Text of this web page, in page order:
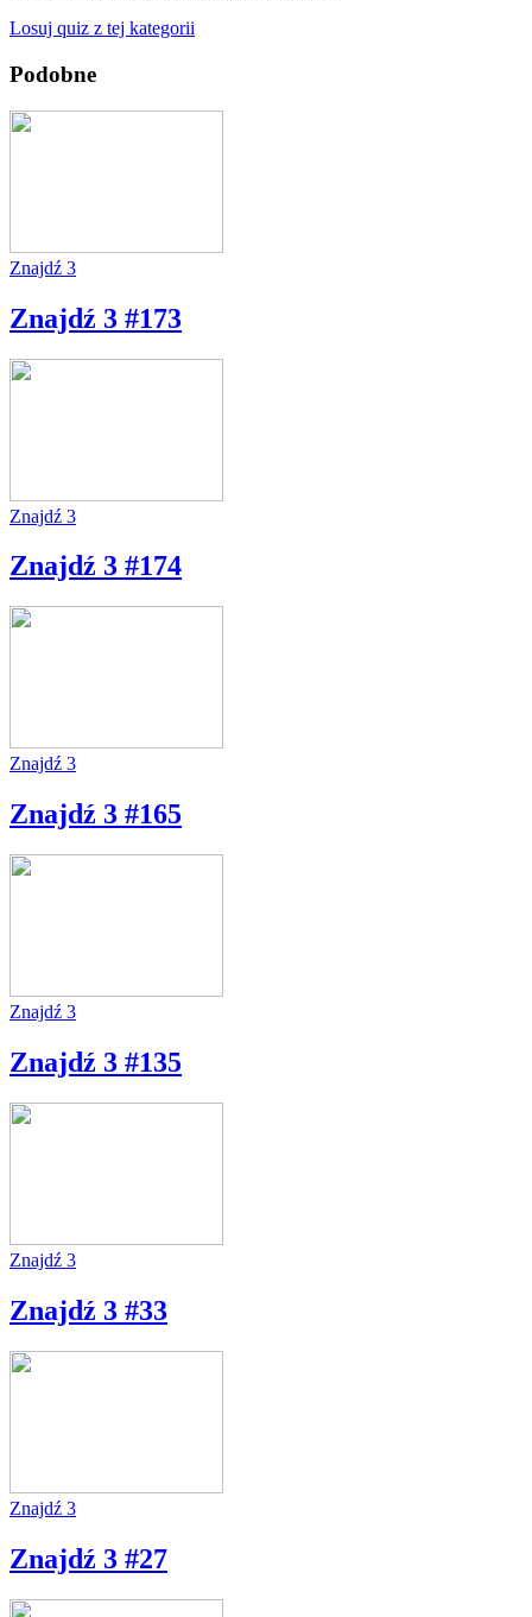
Losuj quiz z tej kategorii
Podobne
Znajdź 3
Znajdź 3 #173
Znajdź 3
Znajdź 3 #174
Znajdź 3
Znajdź 3 #165
Znajdź 3
Znajdź 3 #135
Znajdź 3
Znajdź 3 #33
Znajdź 3
Znajdź 3 #27